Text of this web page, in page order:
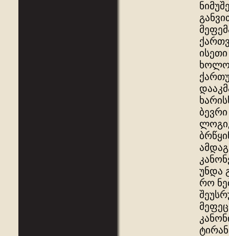
ხოლო
უნდა
რო